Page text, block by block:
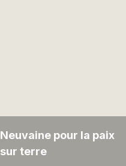
Neuvaine pour la paix
sur terre